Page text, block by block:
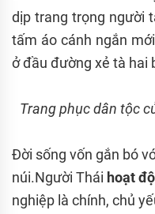
dịp trang trọng người
tấm áo cánh ngắn
ở đầu đường xẻ tà hai
Trang phục dân tộc
Đời sống vốn gắn bó
núi.Người Thái hoạt
nghiệp là chính, chủ